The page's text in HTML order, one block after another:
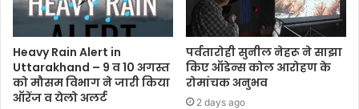
Heavy Rain Alert in
Uttarakhand – 9 व 10 अगस्त
को मौसम विभाग ने जारी किया
ऑरेंज व येलो अलर्ट
पर्वतारोही सुनील नेहरू ने साझा
किए ऑडेन्स कोल आरोहण के
रोमांचक अनुभव
2 days ago